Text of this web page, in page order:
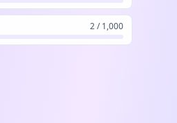
2 / 1,000